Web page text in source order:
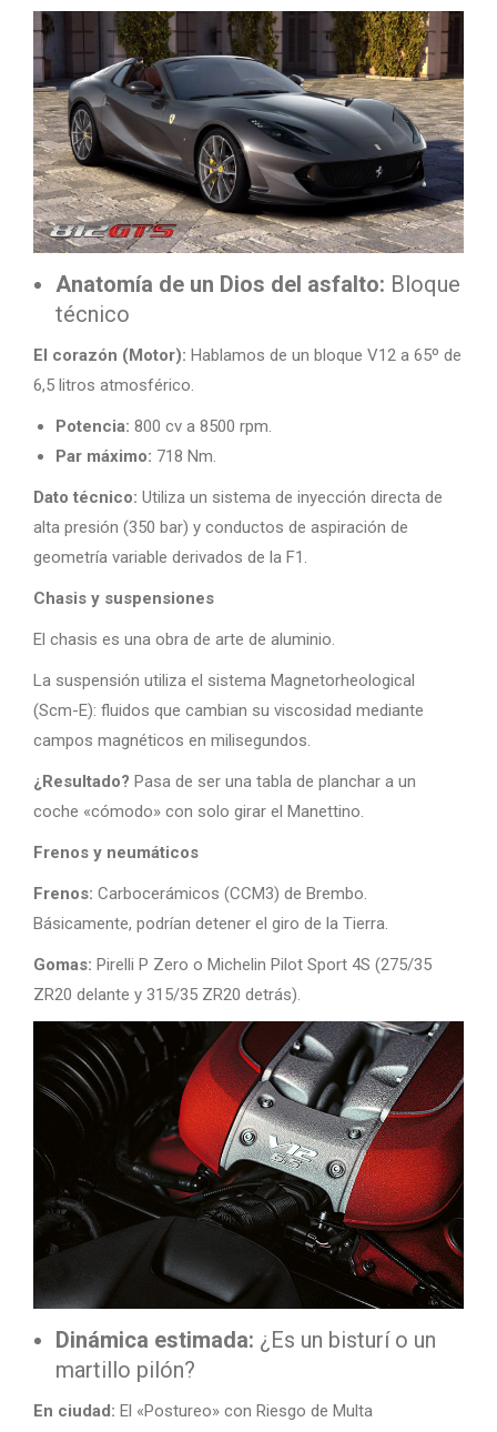
Anatomía de un Dios del asfalto: Bloque
técnico
El corazón (Motor): Hablamos de un bloque V12 a 65º de
6,5 litros atmosférico.
Potencia: 800 cv a 8500 rpm.
Par máximo: 718 Nm.
Dato técnico: Utiliza un sistema de inyección directa de
alta presión (350 bar) y conductos de aspiración de
geometría variable derivados de la F1.
Chasis y suspensiones
El chasis es una obra de arte de aluminio.
La suspensión utiliza el sistema Magnetorheological
(Scm-E): fluidos que cambian su viscosidad mediante
campos magnéticos en milisegundos.
¿Resultado? Pasa de ser una tabla de planchar a un
coche «cómodo» con solo girar el Manettino.
Frenos y neumáticos
Frenos: Carbocerámicos (CCM3) de Brembo.
Básicamente, podrían detener el giro de la Tierra.
Gomas: Pirelli P Zero o Michelin Pilot Sport 4S (275/35
ZR20 delante y 315/35 ZR20 detrás).
Dinámica estimada: ¿Es un bisturí o un
martillo pilón?
En ciudad: El «Postureo» con Riesgo de Multa